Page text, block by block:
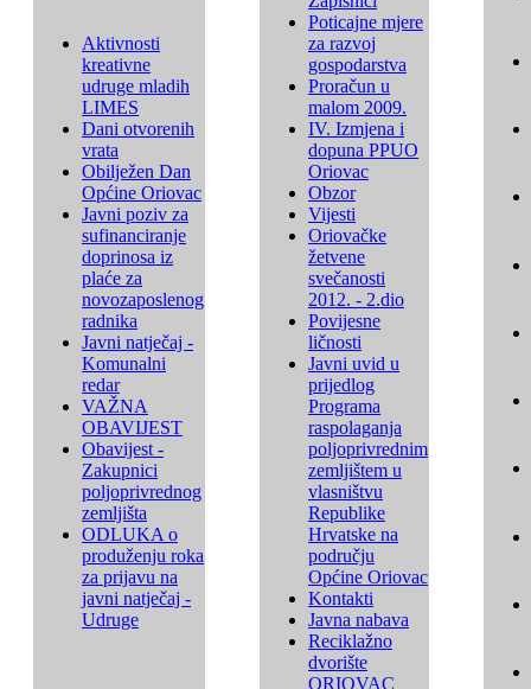
Aktivnosti
kreativne
udruge mladih
LIMES
Dani otvorenih
vrata
Obilježen Dan
Općine Oriovac
Javni poziv za
sufinanciranje
doprinosa iz
plaće za
novozaposlenog
radnika
Javni natječaj -
Komunalni
redar
VAŽNA
OBAVIJEST
Obavijest -
Zakupnici
poljoprivrednog
zemljišta
ODLUKA o
produženju roka
za prijavu na
javni natječaj -
Udruge
Poticajne mjere
za razvoj
gospodarstva
Proračun u
malom 2009.
IV. Izmjena i
dopuna PPUO
Oriovac
Obzor
Vijesti
Oriovačke
žetvene
svečanosti
2012. - 2.dio
Povijesne
ličnosti
Javni uvid u
prijedlog
Programa
raspolaganja
poljoprivrednim
zemljištem u
vlasništvu
Republike
Hrvatske na
području
Općine Oriovac
Kontakti
Javna nabava
Reciklažno
dvorište
ORIOVAC